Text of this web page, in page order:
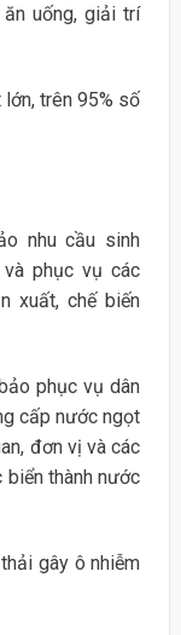
uống, giải trí
trên 95% số
nhu cầu sinh
và phục vụ các
xuất, chế biến
phục vụ dân
cấp nước ngọt
đơn vị và các
biển thành nước
gây ô nhiễm